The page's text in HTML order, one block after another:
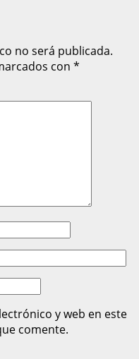
no será publicada.
con *
y web en este
comente.